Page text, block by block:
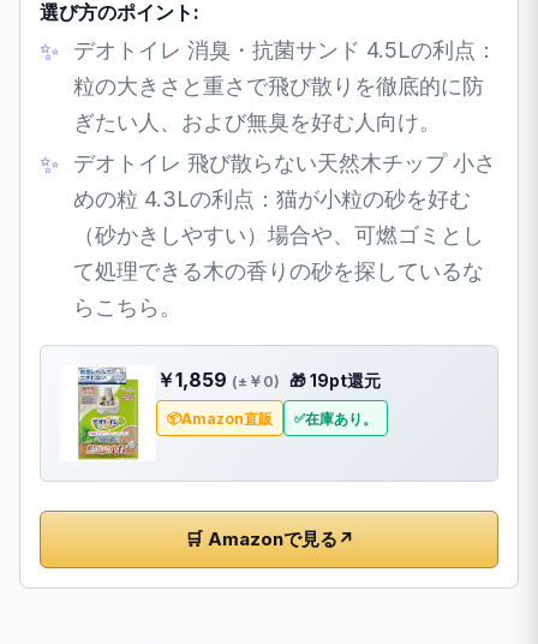
選び方のポイント:
デオトイレ 消臭・抗菌サンド 4.5Lの利点：
粒の大きさと重さで飛び散りを徹底的に防
ぎたい人、および無臭を好む人向け。
デオトイレ 飛び散らない天然木チップ 小さ
めの粒 4.3Lの利点：猫が小粒の砂を好む
（砂かきしやすい）場合や、可燃ゴミとし
て処理できる木の香りの砂を探しているな
らこちら。
￥1,859 (±￥0) 🎁 19pt還元
Amazon直販 在庫あり。
🛒 Amazonで見る ↗